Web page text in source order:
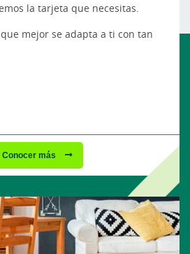
la tarjeta que necesitas.
mejor se adapta a ti con tan
Conocer más